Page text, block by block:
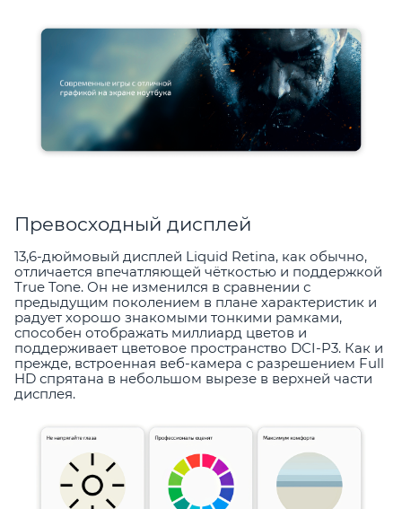
Превосходный дисплей
13,6-дюймовый дисплей Liquid Retina, как обычно,
отличается впечатляющей чёткостью и поддержкой
True Tone. Он не изменился в сравнении с
предыдущим поколением в плане характеристик и
радует хорошо знакомыми тонкими рамками,
способен отображать миллиард цветов и
поддерживает цветовое пространство DCI-P3. Как и
прежде, встроенная веб-камера с разрешением Full
HD спрятана в небольшом вырезе в верхней части
дисплея.